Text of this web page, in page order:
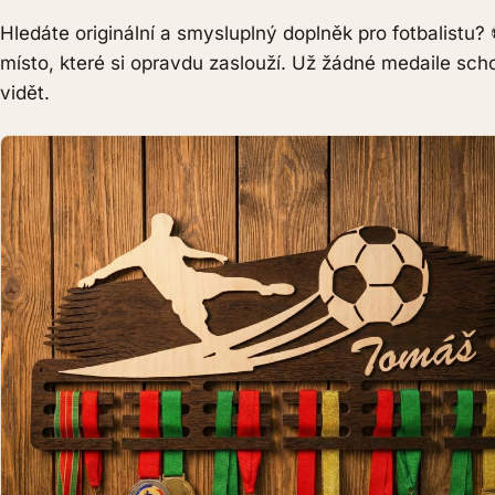
Hledáte originální a smysluplný doplněk pro
místo, které si opravdu zaslouží. Už žádné medaile
vidět.